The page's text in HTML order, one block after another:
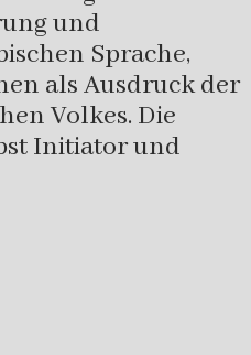
und
Sprache,
als Ausdruck der
Volkes. Die
Initiator und